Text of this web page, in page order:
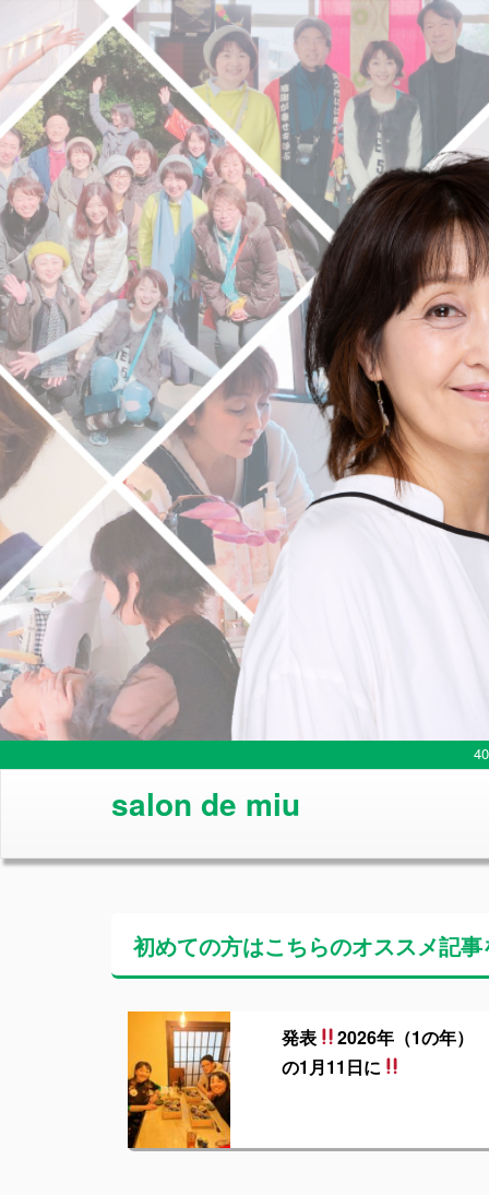
salon de miu
初めての方はこちらのオススメ記
発表
2026年（1の年）
の1月11日に